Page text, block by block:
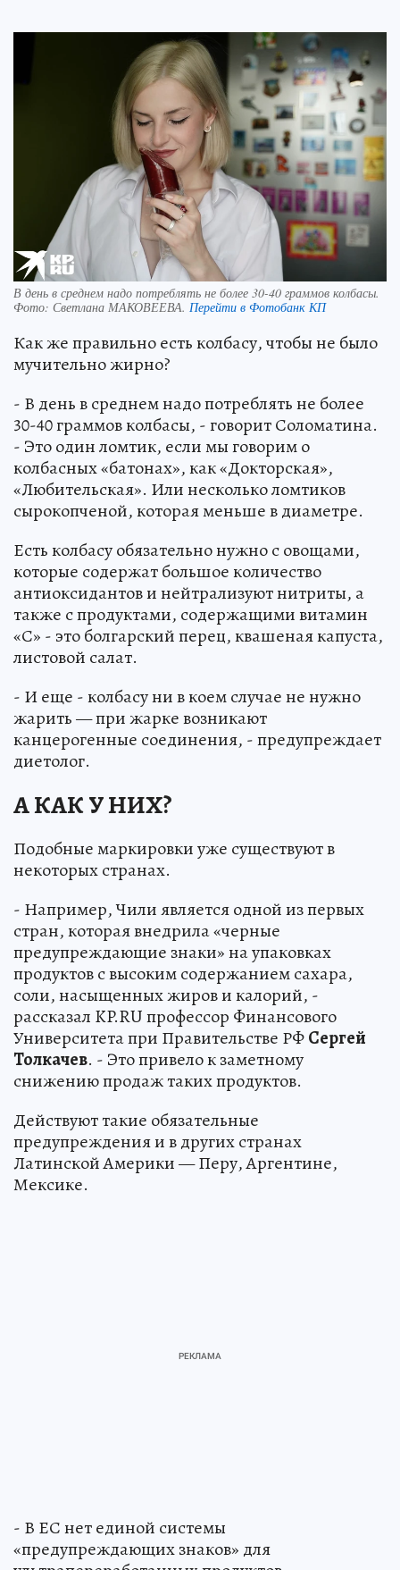
В день в среднем надо потреблять не более 30-40 граммов колбасы.
Фото: Светлана МАКОВЕЕВА. Перейти в Фотобанк КП
Как же правильно есть колбасу, чтобы не было
мучительно жирно?
- В день в среднем надо потреблять не более
30-40 граммов колбасы, - говорит Соломатина.
- Это один ломтик, если мы говорим о
колбасных «батонах», как «Докторская»,
«Любительская». Или несколько ломтиков
сырокопченой, которая меньше в диаметре.
Есть колбасу обязательно нужно с овощами,
которые содержат большое количество
антиоксидантов и нейтрализуют нитриты, а
также с продуктами, содержащими витамин
«С» - это болгарский перец, квашеная капуста,
листовой салат.
- И еще - колбасу ни в коем случае не нужно
жарить — при жарке возникают
канцерогенные соединения, - предупреждает
диетолог.
А КАК У НИХ?
Подобные маркировки уже существуют в
некоторых странах.
- Например, Чили является одной из первых
стран, которая внедрила «черные
предупреждающие знаки» на упаковках
продуктов с высоким содержанием сахара,
соли, насыщенных жиров и калорий, -
рассказал KP.RU профессор Финансового
Университета при Правительстве РФСергей
Толкачев. - Это привело к заметному
снижению продаж таких продуктов.
Действуют такие обязательные
предупреждения и в других странах
Латинской Америки — Перу, Аргентине,
Мексике.
- В ЕС нет единой системы
«предупреждающих знаков» для